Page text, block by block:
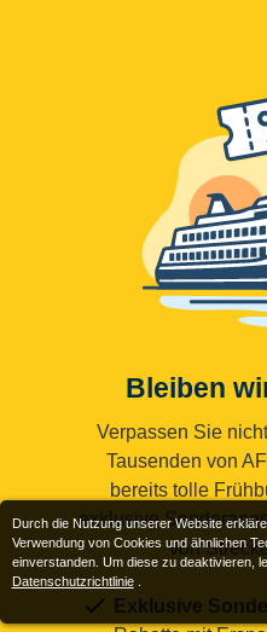
Bleiben
Verpassen Sie
Tausenden von
bereits tolle
exklusive
von
Exklusive
Durch die Nutzung unserer Website
Verwendung von Cookies und ähnlichen
einverstanden. Um diese zu deaktivieren,
Datenschutzrichtlinie.